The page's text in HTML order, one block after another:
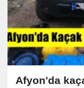
Afyon'da